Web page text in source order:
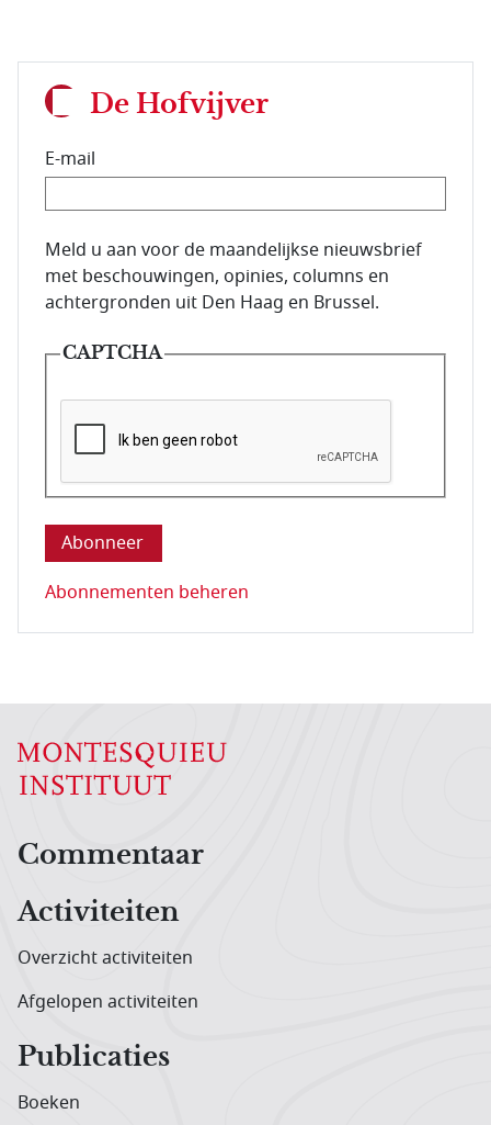
De Hofvijver
E-mail
E-mailadres van de abonnee.
Meld u aan voor de maandelijkse nieuwsbrief
met beschouwingen, opinies, columns en
achtergronden uit Den Haag en Brussel.
CAPTCHA
Deze vraag is om te controleren dat u een mens
Abonnementen beheren
Hoofdnavigatiemenu
Commentaar
Activiteiten
Overzicht activiteiten
Afgelopen activiteiten
Publicaties
Boeken